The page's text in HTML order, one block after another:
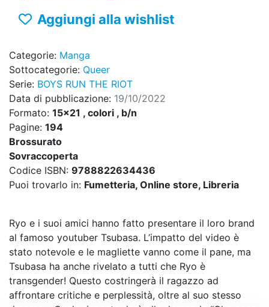
Aggiungi alla wishlist
Categorie: Manga
Sottocategorie: Queer
Serie: BOYS RUN THE RIOT
Data di pubblicazione: 19/10/2022
Formato: 15x21 , colori , b/n
Pagine: 194
Brossurato
Sovraccoperta
Codice ISBN: 9788822634436
Puoi trovarlo in: Fumetteria, Online store, Libreria
Ryo e i suoi amici hanno fatto presentare il loro brand
al famoso youtuber Tsubasa. L’impatto del video è
stato notevole e le magliette vanno come il pane, ma
Tsubasa ha anche rivelato a tutti che Ryo è
transgender! Questo costringerà il ragazzo ad
affrontare critiche e perplessità, oltre al suo stesso